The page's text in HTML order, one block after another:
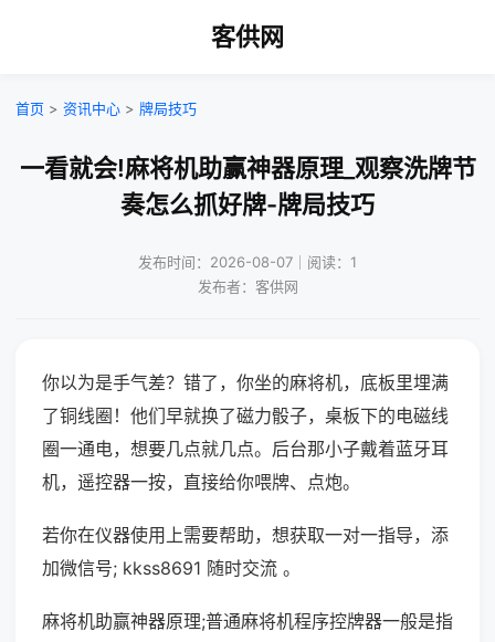
客供网
首页 > 资讯中心 > 牌局技巧
一看就会!麻将机助赢神器原理_观察洗牌节
奏怎么抓好牌-牌局技巧
发布时间：2026-08-07｜阅读：1
发布者：客供网
你以为是手气差？错了，你坐的麻将机，底板里埋满
了铜线圈！他们早就换了磁力骰子，桌板下的电磁线
圈一通电，想要几点就几点。后台那小子戴着蓝牙耳
机，遥控器一按，直接给你喂牌、点炮。
若你在仪器使用上需要帮助，想获取一对一指导，添
加微信号; kkss8691 随时交流 。
麻将机助赢神器原理;普通麻将机程序控牌器一般是指